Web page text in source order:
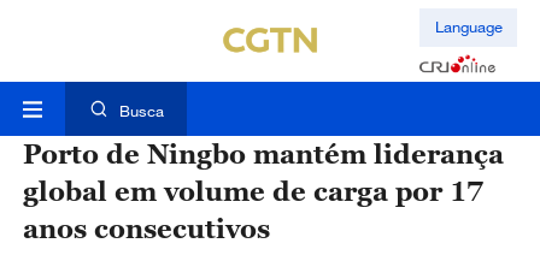
Language
Busca
Porto de Ningbo mantém liderança
global em volume de carga por 17
anos consecutivos